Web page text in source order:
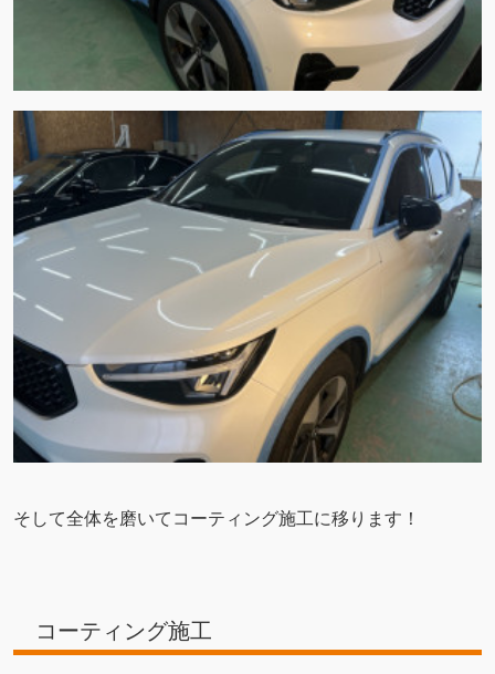
そして全体を磨いてコーティング施工に移ります！
コーティング施工